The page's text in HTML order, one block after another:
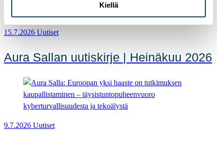
Kiellä
15.7.2026 Uutiset
Aura Sallan uutiskirje | Heinäkuu 2026
9.7.2026 Uutiset